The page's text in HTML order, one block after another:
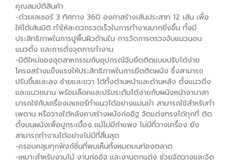
คุณสมบัติสินค้า
-ด้วยเลเซอร์ 3 ทิศทาง 360 องศาสร้างเส้นประสาท 12 เส้น เพื่อ
ให้ได้เส้นมิติ ทำให้สะดวกรวดเร็วในการทำงานมากยิ่งขึ้น ทั้งมี
ประสิทธิภาพในการปูพื้นผิวด้านใน การวัดการตรวจจับแนวนอน
แนวตั้ง และการตั่งจุดการทำงาน
-มิติใหม่ของอุตสาหกรรมกับอุปกรณ์จับยึดติดแบบปรับได้ง่าย
โครงสร้างแข็งแรงให้ประสิทธิภาพในการยึดติดผนัง ซึ่งสามารถ
ปรับขึ้นและลง ซ้ายและขวา ได้ทั้งด้านหน้าและด้านหลัง ตั้งแนวดิ่ง
และแนวขนาน พร้อมล็อคและปรับระดับได้ง่ายกับผนังหน้างานาสา
มารถใช้กับเครื่องเลเซอร์ทำแนวได้อย่างแม่นยำ สามารถใช้สำหรับทำ
เพดาน หรือวางใต้หลังคาสร้างผนังก่ออิฐ จัดแต่งทรงได้ทุกที่ ติด
ตั้งบนผนังเพื่อปูกระเบื้อง แม้ไม่มีกำแพง ไม่มีที่วางเครื่อง ยัง
สามารถทำงานได้อย่างไม่มีที่สิ้นสุด
-ครอบคลุมทุกฟังก์ชั่นที่พบเห็นทั้งหมดบนท้องตลาด
-เหมาะสำหรับงานไม้ งานก่ออิฐ และงานตกแต่ง ช่วยจัดวางและจัด